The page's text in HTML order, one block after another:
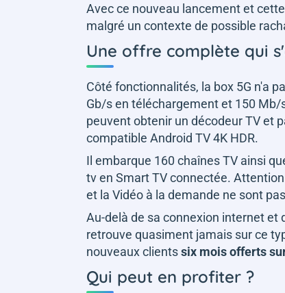
Avec ce nouveau lancement et
malgré un contexte de possible
Une offre complète qui
Côté fonctionnalités, la box 5G n'a
Gb/s en téléchargement et 150 Mb/
peuvent obtenir un décodeur TV et
compatible Android TV 4K HDR.
Il embarque 160 chaînes TV ainsi
tv en Smart TV connectée.
et la Vidéo à la demande ne sont
Au-delà de sa connexion internet et
retrouve quasiment jamais sur ce
nouveaux clientssix mois offerts
Qui peut en profiter ?